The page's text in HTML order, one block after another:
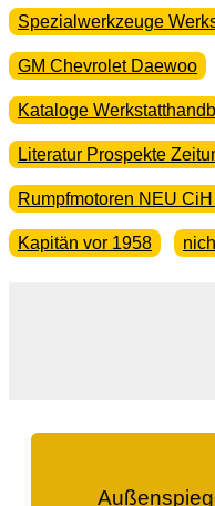
Spezialwerkzeuge
GM Chevrolet Daewoo
Kataloge
Literatur Prospekte
Rumpfmotoren NEU
Kapitän vor 1958